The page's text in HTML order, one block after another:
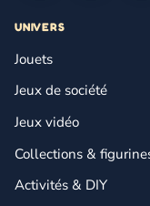
UNIVERS
Jouets
Jeux de société
Jeux vidéo
Collections &
Activités & DIY